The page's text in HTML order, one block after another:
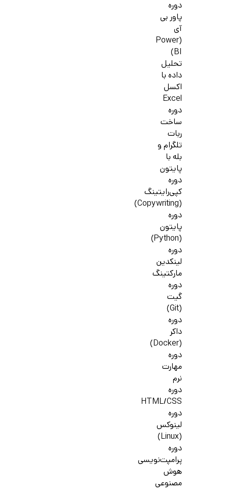
دوره
پاور بی
آی
(Power
BI)
تحلیل
داده با
اکسل
Excel
دوره
ساخت
ربات
تلگرام و
بله با
پایتون
دوره
کپی‌رایتینگ
(Copywriting)
دوره
پایتون
(Python)
دوره
لینکدین
مارکتینگ
دوره
گیت
(Git)
دوره
داکر
(Docker)
دوره
مهارت
نرم
دوره
HTML/CSS
دوره
لینوکس
(Linux)
دوره
پرامپت‌نویسی
هوش
مصنوعی